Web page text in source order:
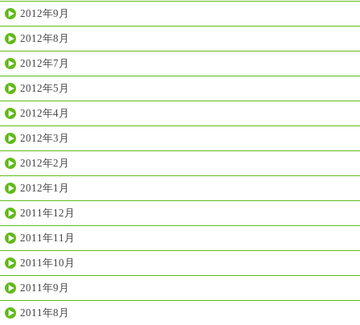
2012年9月
2012年8月
2012年7月
2012年5月
2012年4月
2012年3月
2012年2月
2012年1月
2011年12月
2011年11月
2011年10月
2011年9月
2011年8月